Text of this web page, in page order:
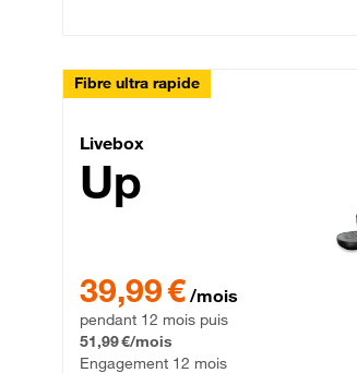
Fibre ultra rapide
Livebox Up Fibre
Livebox
Up
39,99 € /mois
pendant 12 mois puis
51,99 €/mois
Engagement 12 mois